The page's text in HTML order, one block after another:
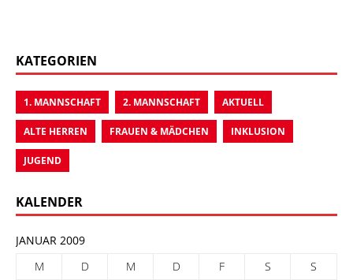
KATEGORIEN
1. MANNSCHAFT 2. MANNSCHAFT AKTUELL
ALTE HERREN FRAUEN & MÄDCHEN INKLUSION
JUGEND
KALENDER
JANUAR 2009
M
D M D F S S